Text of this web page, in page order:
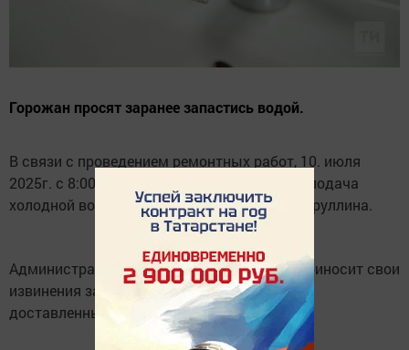
Горожан просят заранее запастись водой.
В связи с проведением ремонтных работ, 10. июля
2025г. с 8:00 и до 15:00 ч, будет отключена подача
холодной воды на водозоне Северная и Ф.Яруллина.
Администрация ООО «ВодоТехноСервис» приносит свои
извинения за
доставленные временные неудобства.